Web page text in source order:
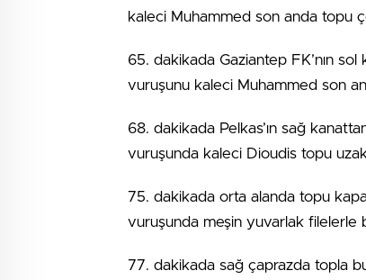
kaleci Muhammed son anda topu
65. dakikada Gaziantep FK’nın
vuruşunu kaleci Muhammed son
68. dakikada Pelkas’ın sağ
vuruşunda kaleci Dioudis topu
75. dakikada orta alanda topu
vuruşunda meşin yuvarlak filelerle
77. dakikada sağ çaprazda topla